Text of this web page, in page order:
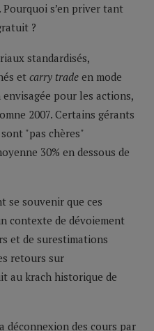
s’en priver tant
?
standardisés,
et carry trade en mode
pour les actions,
2007. Certains gérants
"pas chères"
30% en dessous de
se souvenir que ces
contexte de dévoiement
et de surestimations
retours sur
au krach historique de
déconnexion des cours par